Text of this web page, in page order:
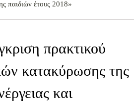
παιδιών έτους 2018»
πρακτικού
κατακύρωσης της
και